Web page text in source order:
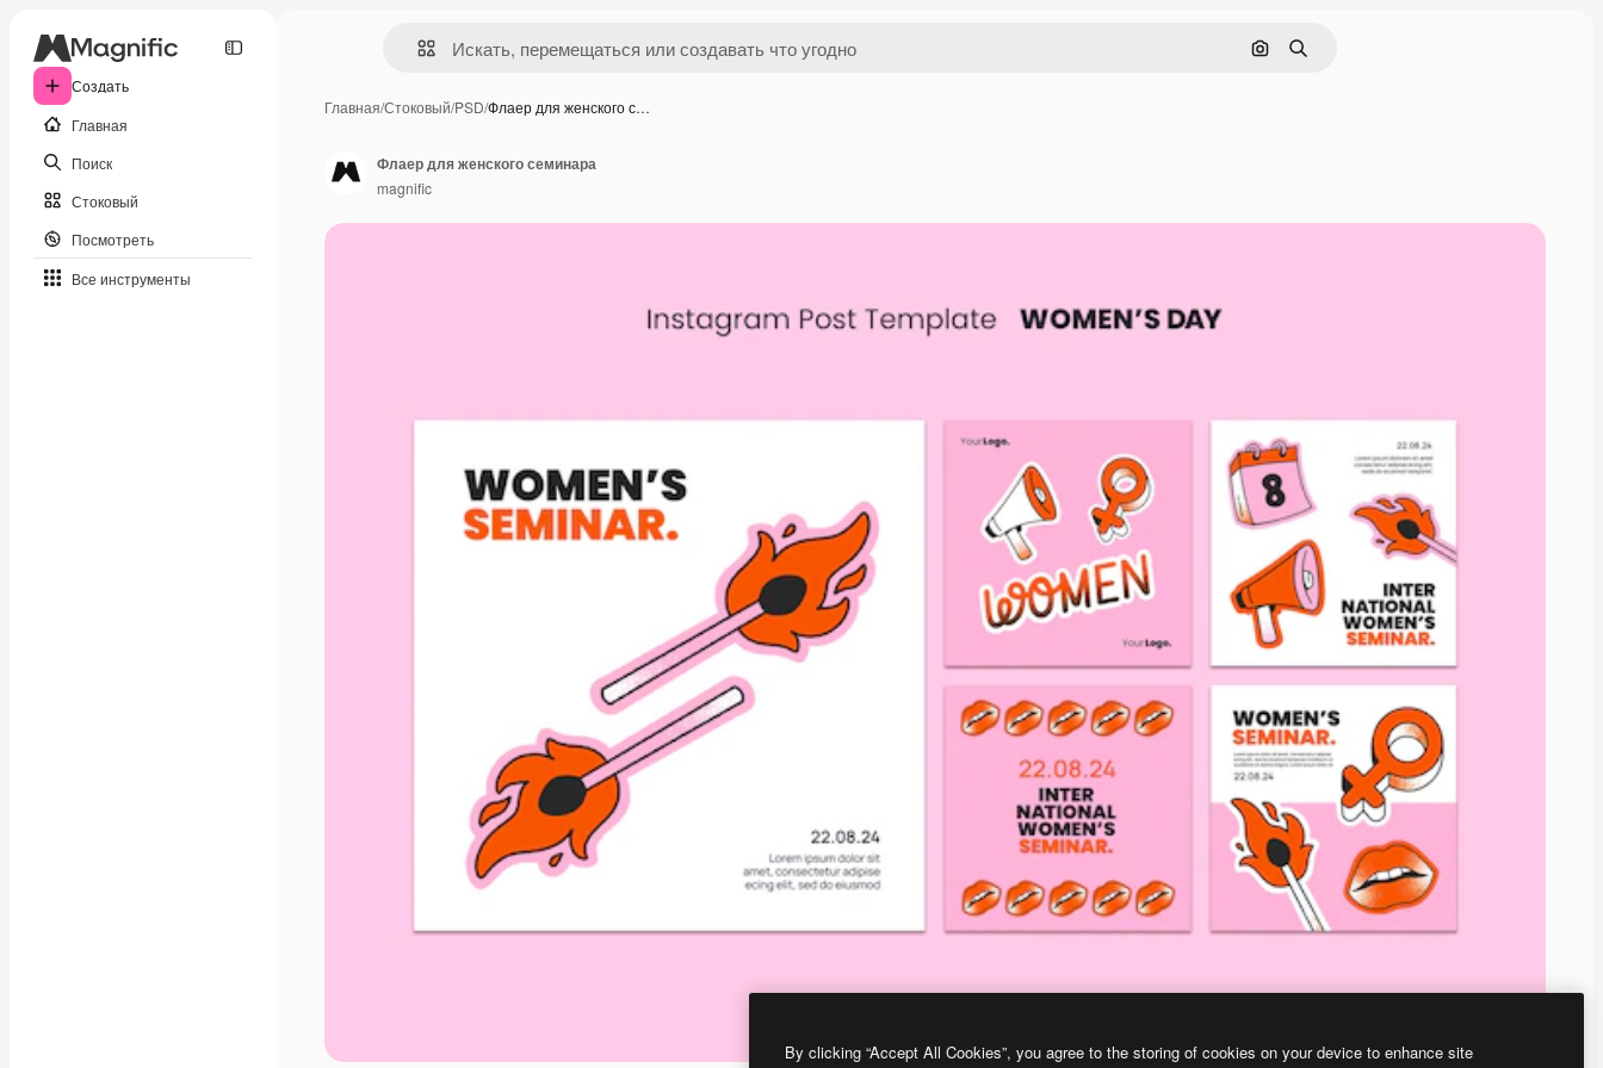
Создать
Главная
Поиск
Стоковый
Посмотреть
Все инструменты
Поиск по изображению
Поиск
Главная/Стоковый/PSD/Флаер для женского с…
Флаер для женского семинара
magnific
By clicking “Accept All Cookies”, you agree to the storing of cookies on your device to enhance site